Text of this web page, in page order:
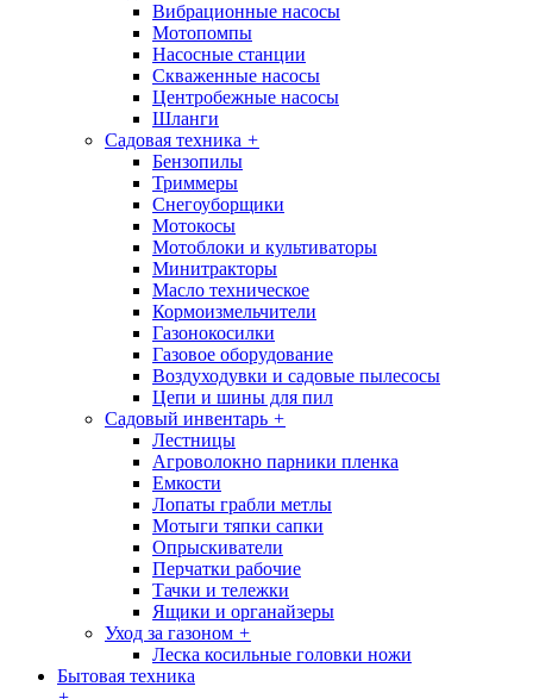
Вибрационные насосы
Мотопомпы
Насосные станции
Скваженные насосы
Центробежные насосы
Шланги
Садовая техника +
Бензопилы
Триммеры
Снегоуборщики
Мотокосы
Мотоблоки и культиваторы
Минитракторы
Масло техническое
Кормоизмельчители
Газонокосилки
Газовое оборудование
Воздуходувки и садовые пылесосы
Цепи и шины для пил
Садовый инвентарь +
Лестницы
Агроволокно парники пленка
Емкости
Лопаты грабли метлы
Мотыги тяпки сапки
Опрыскиватели
Перчатки рабочие
Тачки и тележки
Ящики и органайзеры
Уход за газоном +
Леска косильные головки ножи
Бытовая техника